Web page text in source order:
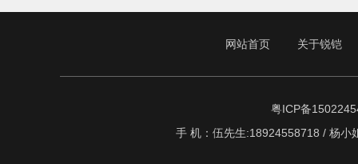
网站首页 关于锐铠
粤ICP备
手 机：伍先生:18924558718 / 杨